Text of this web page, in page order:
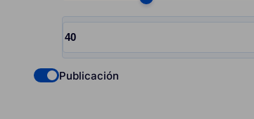
Choose quantity, pcs
Input quantity, pcs
Check if you want to select Nofollow
Publicación